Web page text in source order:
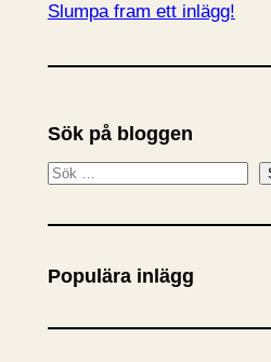
Slumpa fram ett inlägg!
Sök på bloggen
S
k
Populära inlägg